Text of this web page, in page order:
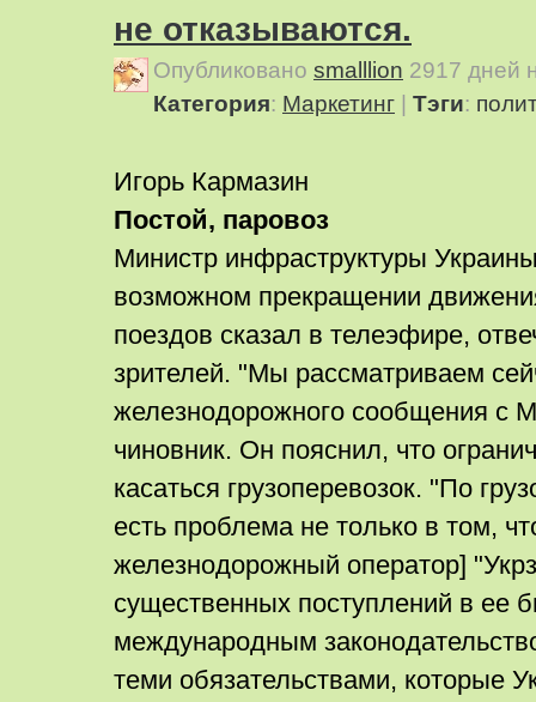
не отказываются.
Опубликовано smalllion 2917 дней
Категория: Маркетинг Тэги:
Игорь Кармазин
Постой, паровоз
Министр инфраструктуры
возможном прекращении
поездов сказал в телеэфире,
зрителей. "Мы рассматриваем
железнодорожного сообщения с
чиновник. Он пояснил, что
касаться грузоперевозок. "По
есть проблема не только в том,
железнодорожный оператор]
существенных поступлений в ее
международным
теми обязательствами, которые